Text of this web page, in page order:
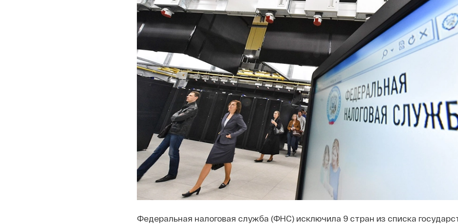
Федеральная налоговая служба (ФНС) исключила 9 стран из списка